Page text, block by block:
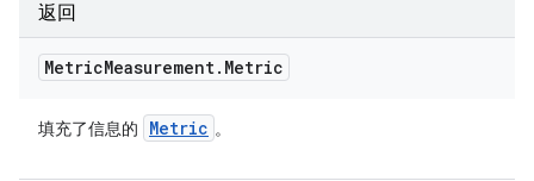
返回
MetricMeasurement. Metric
填充了信息的 Metric 。